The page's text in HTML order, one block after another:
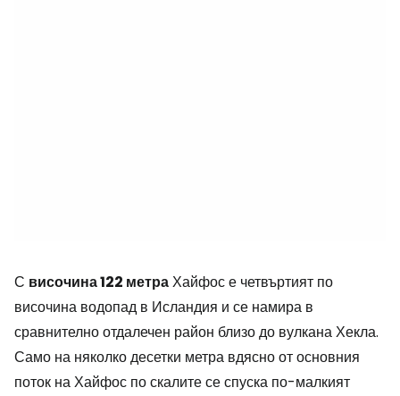
С височина 122 метраХайфос е четвъртият по
височина водопад в Исландия и се намира в
сравнително отдалечен район близо до вулкана Хекла.
Само на няколко десетки метра вдясно от основния
поток на Хайфос по скалите се спуска по-малкият